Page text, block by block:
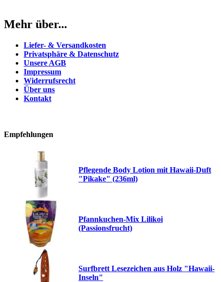
Mehr über...
Liefer- & Versandkosten
Privatsphäre & Datenschutz
Unsere AGB
Impressum
Widerrufsrecht
Über uns
Kontakt
Empfehlungen
Pflegende Body Lotion mit Hawaii-Duft
"Pikake" (236ml)
Pfannkuchen-Mix Lilikoi
(Passionsfrucht)
Surfbrett Lesezeichen aus Holz "Hawaii-
Inseln"